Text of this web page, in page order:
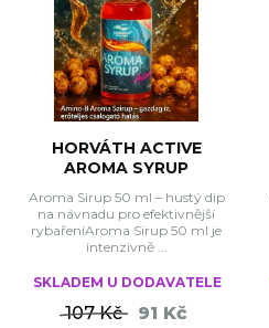
HORVÁTH ACTIVE
AROMA SYRUP
Aroma Sirup 50 ml – hustý dip
na návnadu pro efektivnější
rybařeníAroma Sirup 50 ml je
intenzivně ...
SKLADEM U DODAVATELE
107 Kč 91 Kč